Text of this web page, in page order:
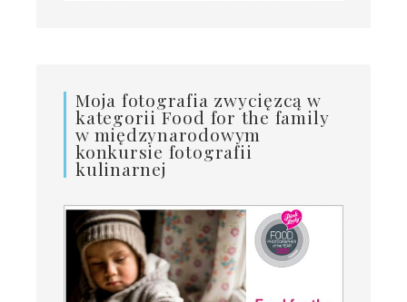
Moja fotografia zwycięzcą w
kategorii Food for the family
w międzynarodowym
konkursie fotografii
kulinarnej